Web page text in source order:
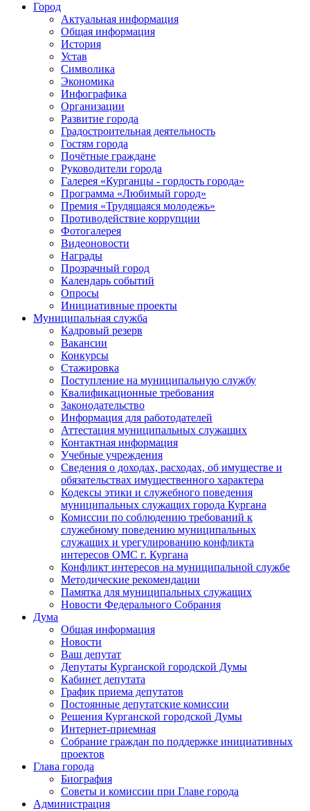
Город
Актуальная информация
Общая информация
История
Устав
Символика
Экономика
Инфографика
Организации
Развитие города
Градостроительная деятельность
Гостям города
Почётные граждане
Руководители города
Галерея «Курганцы - гордость города»
Программа «Любимый город»
Премия «Трудящаяся молодежь»
Противодействие коррупции
Фотогалерея
Видеоновости
Награды
Прозрачный город
Календарь событий
Опросы
Инициативные проекты
Муниципальная служба
Кадровый резерв
Вакансии
Конкурсы
Стажировка
Поступление на муниципальную службу
Квалификационные требования
Законодательство
Информация для работодателей
Аттестация муниципальных служащих
Контактная информация
Учебные учреждения
Сведения о доходах, расходах, об имуществе и
обязательствах имущественного характера
Кодексы этики и служебного поведения
муниципальных служащих города Кургана
Комиссии по соблюдению требований к
служебному поведению муниципальных
служащих и урегулированию конфликта
интересов ОМС г. Кургана
Конфликт интересов на муниципальной службе
Методические рекомендации
Памятка для муниципальных служащих
Новости Федерального Cобрания
Дума
Общая информация
Новости
Ваш депутат
Депутаты Курганской городской Думы
Кабинет депутата
График приема депутатов
Постоянные депутатские комиссии
Решения Курганской городской Думы
Интернет-приемная
Собрание граждан по поддержке инициативных
проектов
Глава города
Биография
Советы и комиссии при Главе города
Администрация